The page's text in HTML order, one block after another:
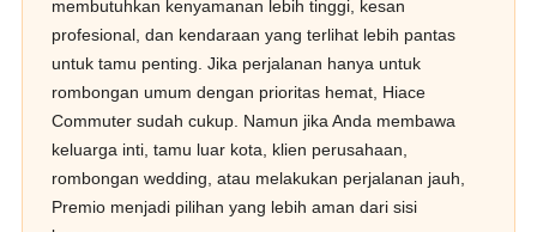
membutuhkan kenyamanan lebih tinggi, kesan
profesional, dan kendaraan yang terlihat lebih pantas
untuk tamu penting. Jika perjalanan hanya untuk
rombongan umum dengan prioritas hemat, Hiace
Commuter sudah cukup. Namun jika Anda membawa
keluarga inti, tamu luar kota, klien perusahaan,
rombongan wedding, atau melakukan perjalanan jauh,
Premio menjadi pilihan yang lebih aman dari sisi